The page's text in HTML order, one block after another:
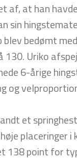
af, at han
sin
bedømt
130. Uriko
6-årige
og
et
placeringer i
138 point for